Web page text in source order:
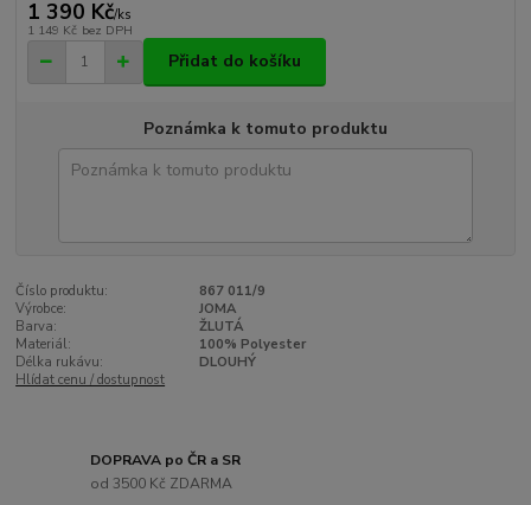
1 390 Kč/ks
1 149 Kč bez DPH
Přidat do košíku
Poznámka k tomuto produktu
Číslo produktu:
867 011/9
Výrobce:
JOMA
Barva:
ŽLUTÁ
Materiál:
100% Polyester
Délka rukávu:
DLOUHÝ
Hlídat cenu / dostupnost
DOPRAVA po ČR a SR
od 3500 Kč ZDARMA